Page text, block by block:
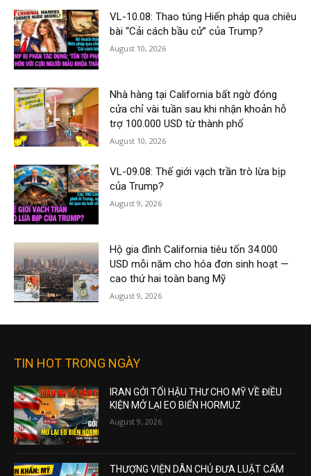
VL-10.08: Thao túng Hiến pháp qua chiêu
bài “Cải cách bầu cử” của Trump?
August 10, 2026
Nhà hàng tại California bất ngờ đóng
cửa chỉ vài tuần sau khi nhận khoản hỗ
trợ 100.000 USD từ thành phố
August 10, 2026
VL-09.08: Thế giới vạch trần trò lừa bịp
của Trump?
August 9, 2026
Hộ gia đình California tiêu tốn 34.000
USD mỗi năm cho hóa đơn sinh hoạt —
cao thứ hai toàn bang Mỹ
August 9, 2026
TIN HOT TRONG NGÀY
IRAN GỞI TỐI HẬU THƯ CHO MỸ VỀ ĐIỀU
KIỆN MỞ LẠI EO BIỂN HORMUZ
August 9, 2026
THƯỢNG VIỆN DÂN CHỦ ĐƯA LUẬT CẤM